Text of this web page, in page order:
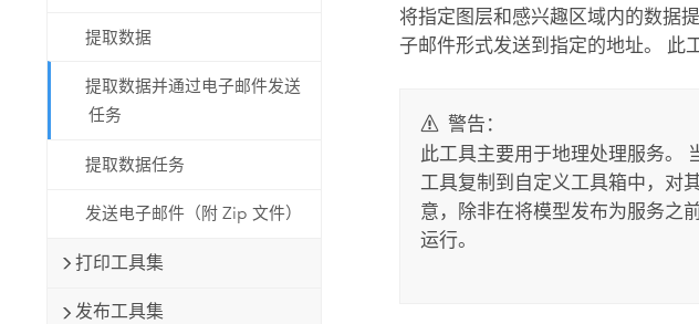
提取数据
提取数据并通过电子邮件发送
任务
提取数据任务
发送电子邮件（附 Zip 文件）
打印工具集
发布工具集
将指定图层和感兴趣区域内的数据
子邮件形式发送到指定的地址。 此
警告：
此工具主要用于地理处理服务。
工具复制到自定义工具箱中，对
意，除非在将模型发布为服务之
运行。